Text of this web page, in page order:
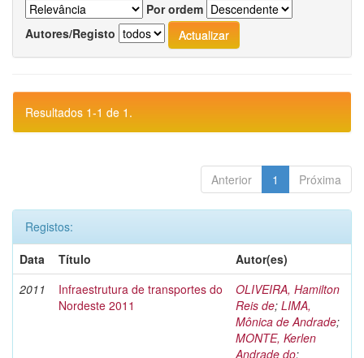
Por ordem
Autores/Registo
Resultados 1-1 de 1.
Anterior 1 Próxima
Registos:
Data
Título
Autor(es)
2011
Infraestrutura de transportes do
Nordeste 2011
OLIVEIRA, Hamilton
Reis de; LIMA,
Mônica de Andrade;
MONTE, Kerlen
Andrade do;